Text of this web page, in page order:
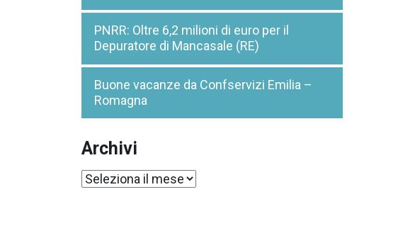
PNRR: Oltre 6,2 milioni di euro per il
Depuratore di Mancasale (RE)
Buone vacanze da Confservizi Emilia –
Romagna
Archivi
Archivi